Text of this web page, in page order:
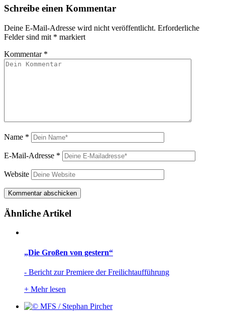
Schreibe einen Kommentar
Deine E-Mail-Adresse wird nicht veröffentlicht. Erforderliche
Felder sind mit * markiert
Kommentar *
Name *
E-Mail-Adresse *
Website
Ähnliche Artikel
„Die Großen von gestern“
- Bericht zur Premiere der Freilichtaufführung
+ Mehr lesen